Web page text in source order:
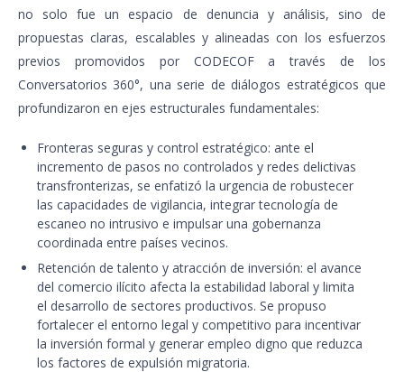
no solo fue un espacio de denuncia y análisis, sino de
propuestas claras, escalables y alineadas con los esfuerzos
previos promovidos por CODECOF a través de los
Conversatorios 360°, una serie de diálogos estratégicos que
profundizaron en ejes estructurales fundamentales:
Fronteras seguras y control estratégico: ante el
incremento de pasos no controlados y redes delictivas
transfronterizas, se enfatizó la urgencia de robustecer
las capacidades de vigilancia, integrar tecnología de
escaneo no intrusivo e impulsar una gobernanza
coordinada entre países vecinos.
Retención de talento y atracción de inversión: el avance
del comercio ilícito afecta la estabilidad laboral y limita
el desarrollo de sectores productivos. Se propuso
fortalecer el entorno legal y competitivo para incentivar
la inversión formal y generar empleo digno que reduzca
los factores de expulsión migratoria.